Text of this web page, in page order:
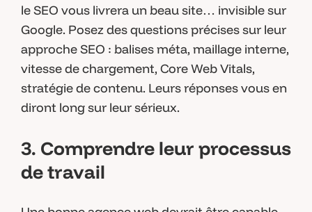
le SEO vous livrera un beau site… invisible sur
Google. Posez des questions précises sur leur
approche SEO : balises méta, maillage interne,
vitesse de chargement, Core Web Vitals,
stratégie de contenu. Leurs réponses vous en
diront long sur leur sérieux.
3. Comprendre leur processus
de travail